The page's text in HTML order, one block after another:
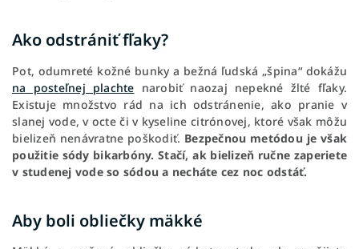
Ako odstrániť fľaky?
Pot, odumreté kožné bunky a bežná ľudská „špina“ dokážu
na posteľnej plachte narobiť naozaj nepekné žlté fľaky.
Existuje množstvo rád na ich odstránenie, ako pranie v
slanej vode, v octe či v kyseline citrónovej, ktoré však môžu
bielizeň nenávratne poškodiť. Bezpečnou metódou je však
použitie sódy bikarbóny. Stačí, ak bielizeň ručne zaperiete
v studenej vode so sódou a necháte cez noc odstáť.
Aby boli obliečky mäkké